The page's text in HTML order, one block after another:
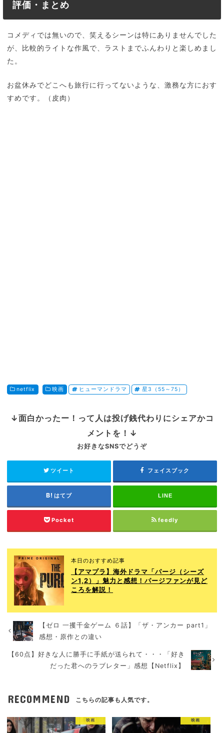
評価・まとめ
コメディでは無いので、笑えるシーンは特にありませんでした
が、比較的ライトな作風で、ラストまでふんわりと楽しめまし
た。
お盆休みでどこへも旅行に行ってないような、激務な方におす
すめです。（皮肉）
netflix 映画 ヒューマンドラマ 星3（55～75）
↓面白かったー！って人は投げ銭代わりにシェアかコ
メントを！↓
お好きなSNSでどうぞ
ツイート フェイスブック
はてブ LINE
Pocket feedly
本日のおすすめ記事
【アマプラ】海外ドラマ「パージ（シーズ
ン1,2）」魅力と感想！パージファンが見ど
ころを解説！
【ゼロ 一攫千金ゲーム ６話】「ザ・アンカー part1」
感想・原作との違い
【60点】好きな人に勝手に手紙が送られて・・・「好き
だった君へのラブレター」感想【Netflix】
RECOMMEND こちらの記事も人気です。
映画 映画